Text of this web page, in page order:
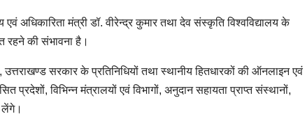
अधिकारिता मंत्री डॉ. वीरेन्द्र कुमार तथा देव संस्कृति विश्वविद्यालय के
रहने की संभावना है।
सरकार के प्रतिनिधियों तथा स्थानीय हितधारकों की ऑनलाइन एवं
विभिन्न मंत्रालयों एवं विभागों, अनुदान सहायता प्राप्त संस्थानों,
लेंगे।